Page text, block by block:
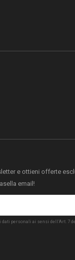
e ottieni offerte
email!
personali ai sensi dell’Art. 7